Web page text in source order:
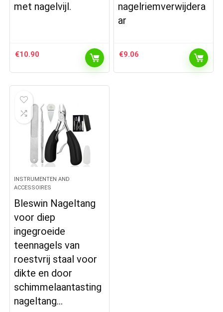
met nagelvijl.
€10.90
nagelriemverwijdera
ar
€9.06
INSTRUMENTEN AND
ACCESSOIRES
Bleswin Nageltang
voor diep
ingegroeide
teennagels van
roestvrij staal voor
dikte en door
schimmelaantasting
nageltang…